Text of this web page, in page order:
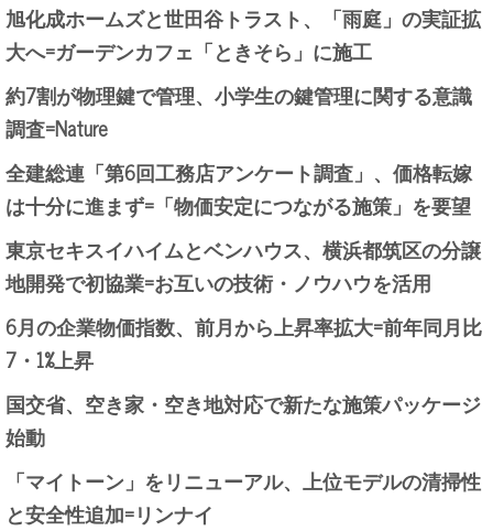
旭化成ホームズと世田谷トラスト、「雨庭」の実証拡
大へ=ガーデンカフェ「ときそら」に施工
約7割が物理鍵で管理、小学生の鍵管理に関する意識
調査=Nature
全建総連「第6回工務店アンケート調査」、価格転嫁
は十分に進まず=「物価安定につながる施策」を要望
東京セキスイハイムとベンハウス、横浜都筑区の分譲
地開発で初協業=お互いの技術・ノウハウを活用
6月の企業物価指数、前月から上昇率拡大=前年同月比
7・1%上昇
国交省、空き家・空き地対応で新たな施策パッケージ
始動
「マイトーン」をリニューアル、上位モデルの清掃性
と安全性追加=リンナイ